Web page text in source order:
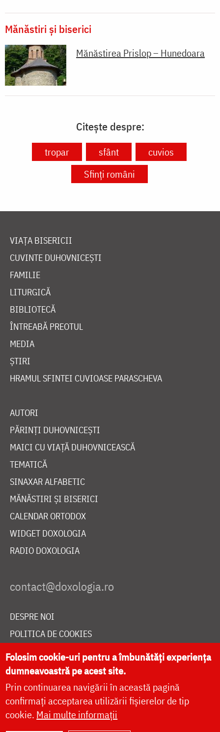
Mănăstiri și biserici
Mănăstirea Prislop – Hunedoara
Citește despre:
tropar sfânt
cuvios
Sfinți români
VIAȚA BISERICII
CUVINTE DUHOVNICEȘTI
FAMILIE
LITURGICĂ
BIBLIOTECĂ
ÎNTREABĂ PREOTUL
MEDIA
ȘTIRI
HRAMUL SFINTEI CUVIOASE PARASCHEVA
AUTORI
PĂRINȚI DUHOVNICEȘTI
MAICI CU VIAȚĂ DUHOVNICEASCĂ
TEMATICĂ
SINAXAR ALFABETIC
MĂNĂSTIRI ȘI BISERICI
CALENDAR ORTODOX
WIDGET DOXOLOGIA
RADIO DOXOLOGIA
DESPRE NOI
POLITICA DE COOKIES
DONEAZĂ ONLINE PENTRU CATEDRALA NAȚIONALĂ
LIVE
Folosim cookie-uri pentru a îmbunătăți experiența
dumneavoastră pe acest site.
Prin continuarea navigării în această pagină
confirmați acceptarea utilizării fișierelor de tip
cookie. Mai multe informații